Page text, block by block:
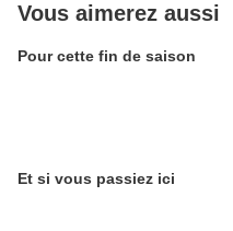
Vous aimerez aussi
Pour cette fin de saison
Et si vous passiez ici